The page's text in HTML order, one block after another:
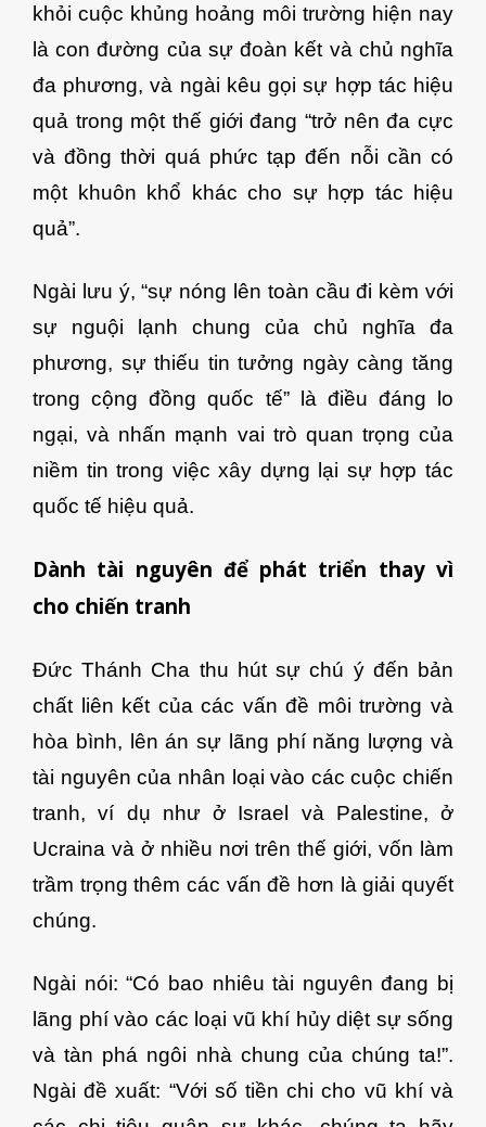
khỏi cuộc khủng hoảng môi trường hiện nay
là con đường của sự đoàn kết và chủ nghĩa
đa phương, và ngài kêu gọi sự hợp tác hiệu
quả trong một thế giới đang “trở nên đa cực
và đồng thời quá phức tạp đến nỗi cần có
một khuôn khổ khác cho sự hợp tác hiệu
quả”.
Ngài lưu ý, “sự nóng lên toàn cầu đi kèm với
sự nguội lạnh chung của chủ nghĩa đa
phương, sự thiếu tin tưởng ngày càng tăng
trong cộng đồng quốc tế” là điều đáng lo
ngại, và nhấn mạnh vai trò quan trọng của
niềm tin trong việc xây dựng lại sự hợp tác
quốc tế hiệu quả.
Dành tài nguyên để phát triển thay vì
cho chiến tranh
Đức Thánh Cha thu hút sự chú ý đến bản
chất liên kết của các vấn đề môi trường và
hòa bình, lên án sự lãng phí năng lượng và
tài nguyên của nhân loại vào các cuộc chiến
tranh, ví dụ như ở Israel và Palestine, ở
Ucraina và ở nhiều nơi trên thế giới, vốn làm
trầm trọng thêm các vấn đề hơn là giải quyết
chúng.
Ngài nói: “Có bao nhiêu tài nguyên đang bị
lãng phí vào các loại vũ khí hủy diệt sự sống
và tàn phá ngôi nhà chung của chúng ta!”.
Ngài đề xuất: “Với số tiền chi cho vũ khí và